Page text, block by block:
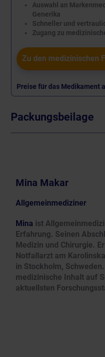
Auswahl an
Generika
Schneller und
Zugang zu
Zu den medizinischen
Preise für das Medikament
Packungsbeilage
Mina Makar
Allgemeinmediziner
Mina ist
Erfahrung. Seinen
Medizin und Chirurgie.
Notfallarzt am
in Stockholm,
medizinische Inhalt auf
aktuellsten